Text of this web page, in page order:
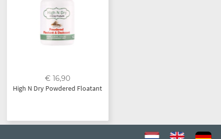
€ 16,90
High N Dry Powdered Floatant